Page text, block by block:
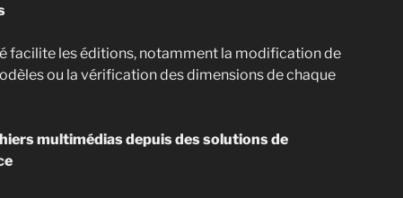
facilite les éditions, notamment la modification de
ou la vérification des dimensions de chaque
multimédias depuis des solutions de